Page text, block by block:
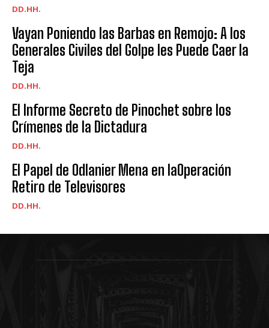
DD.HH.
Vayan Poniendo las Barbas en Remojo: A los
Generales Civiles del Golpe les Puede Caer la
Teja
DD.HH.
El Informe Secreto de Pinochet sobre los
Crímenes de la Dictadura
DD.HH.
El Papel de Odlanier Mena en laOperación
Retiro de Televisores
DD.HH.